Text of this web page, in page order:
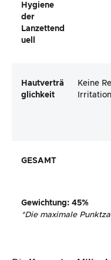
Hygiene
der
Lanzettend
uell
Hautverträ
glichkeit
Keine
GESAMT
Gewichtung: 45%
*Die maximale